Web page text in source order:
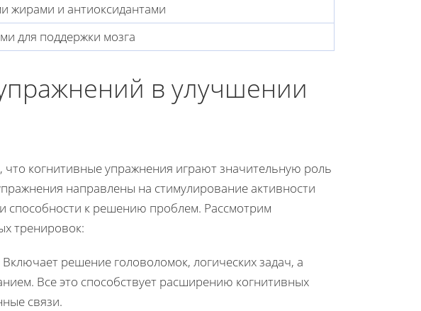
жирами и антиоксидантами
для поддержки мозга
в улучшении
когнитивные упражнения играют значительную роль
направлены на стимулирование активности
способности к решению проблем. Рассмотрим
тренировок:
Включает решение головоломок, логических задач, а
Все это способствует расширению когнитивных
связи.